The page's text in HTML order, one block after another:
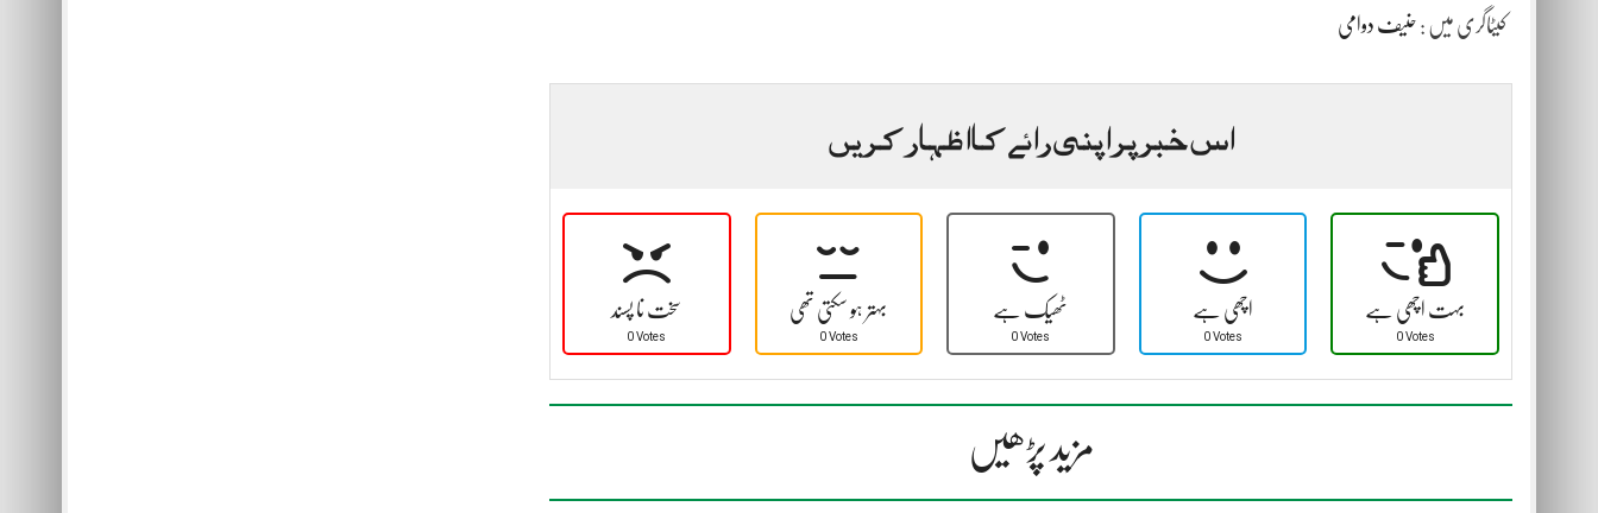
کیٹاگری میں : حنیف دوامی
اس خبر پر اپنی رائے کا اظہار کریں
سخت نا پسند
0 Votes
بہتر ہو سکتی تھی
0 Votes
ٹھیک ہے
0 Votes
اچھی ہے
0 Votes
بہت اچھی ہے
0 Votes
مزید پڑھیں